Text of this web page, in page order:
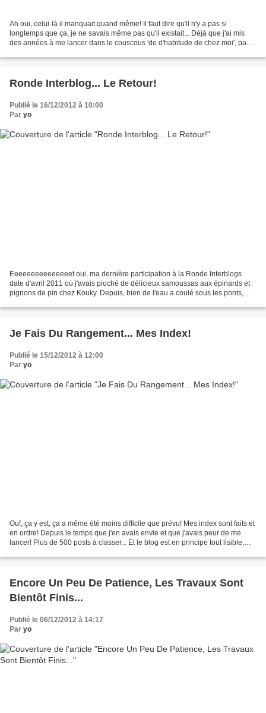
Ah oui, celui-là il manquait quand même! Il faut dire qu'il n'y a pas si
longtemps que ça, je ne savais même pas qu'il existait... Déjà que j'ai mis
des années à me lancer dans le couscous 'de d'habitude de chez moi', pas
Ronde Interblog... Le Retour!
Publié le 16/12/2012 à 10:00
Par yo
Eeeeeeeeeeeeeeet oui, ma dernière participation à la Ronde Interblogs
date d'avril 2011 où j'avais pioché de délicieux samoussas aux épinards et
pignons de pin chez Kouky. Depuis, bien de l'eau a coulé sous les ponts,
Je Fais Du Rangement... Mes Index!
Publié le 15/12/2012 à 12:00
Par yo
Ouf, ça y est, ça a même été moins difficile que prévu! Mes index sont faits et
en ordre! Depuis le temps que j'en avais envie et que j'avais peur de me
lancer! Plus de 500 posts à classer... Et le blog est en principe tout lisible,
Encore Un Peu De Patience, Les Travaux Sont
Bientôt Finis...
Publié le 06/12/2012 à 14:17
Par yo